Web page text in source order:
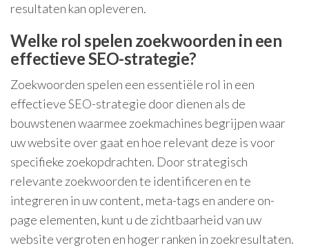
resultaten kan opleveren.
Welke rol spelen zoekwoorden in een
effectieve SEO-strategie?
Zoekwoorden spelen een essentiële rol in een
effectieve SEO-strategie door dienen als de
bouwstenen waarmee zoekmachines begrijpen waar
uw website over gaat en hoe relevant deze is voor
specifieke zoekopdrachten. Door strategisch
relevante zoekwoorden te identificeren en te
integreren in uw content, meta-tags en andere on-
page elementen, kunt u de zichtbaarheid van uw
website vergroten en hoger ranken in zoekresultaten.